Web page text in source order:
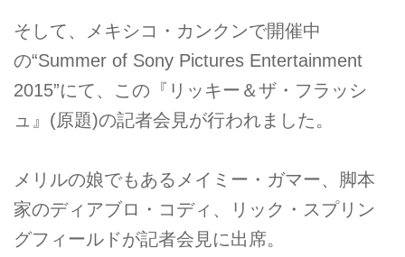
そして、メキシコ・カンクンで開催中
の“Summer of Sony Pictures Entertainment
2015”にて、この『リッキー＆ザ・フラッシ
ュ』(原題)の記者会見が行われました。
メリルの娘でもあるメイミー・ガマー、脚本
家のディアブロ・コディ、リック・スプリン
グフィールドが記者会見に出席。